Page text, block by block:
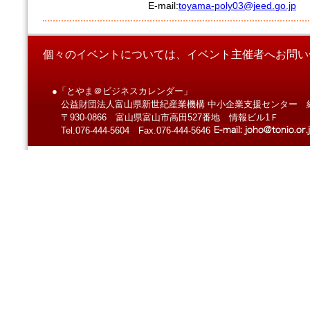
E-mail:toyama-poly03@jeed.go.jp
個々のイベントについては、イベント主催者へお問
●「とやま＠ビジネスカレンダー」
公益財団法人富山県新世紀産業機構 中小企業支援センター
〒930-0866 富山県富山市高田527番地 情報ビル1Ｆ
Tel.076-444-5604 Fax.076-444-5646